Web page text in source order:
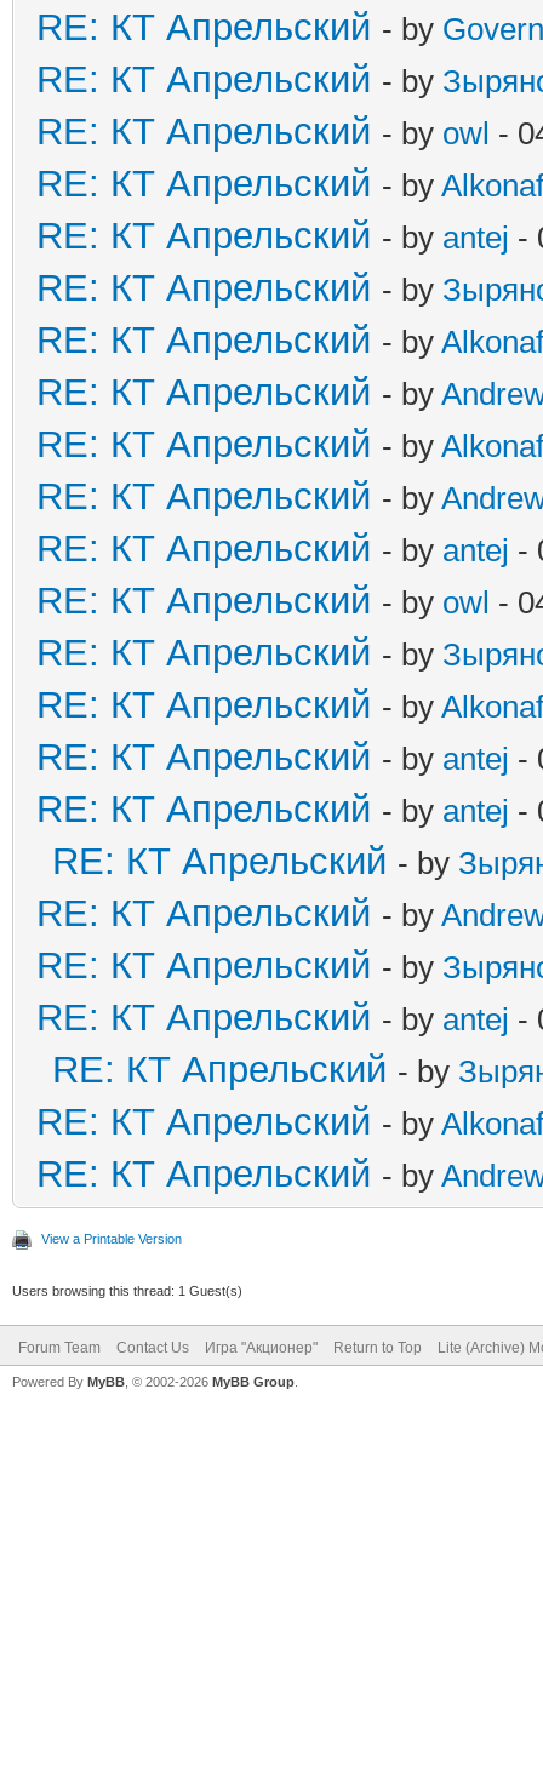
RE: КТ Апрельский - by
RE: КТ Апрельский - by
RE: КТ Апрельский - by owl -
RE: КТ Апрельский - by
RE: КТ Апрельский - by antej -
RE: КТ Апрельский - by
RE: КТ Апрельский - by
RE: КТ Апрельский - by
RE: КТ Апрельский - by
RE: КТ Апрельский - by
RE: КТ Апрельский - by antej -
RE: КТ Апрельский - by owl -
RE: КТ Апрельский - by
RE: КТ Апрельский - by
RE: КТ Апрельский - by antej -
RE: КТ Апрельский - by antej -
RE: КТ Апрельский - by
RE: КТ Апрельский - by
RE: КТ Апрельский - by
RE: КТ Апрельский - by antej -
RE: КТ Апрельский - by
RE: КТ Апрельский - by
RE: КТ Апрельский - by
View a Printable Version
Users browsing this thread: 1 Guest(s)
Forum Team Contact Us Игра "Акционер" Return to Top Lite (Archive)
Powered By MyBB , © 2002-2026 MyBB Group